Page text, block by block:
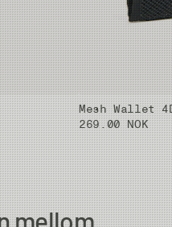
15 to 18ft &
14g
Mesh Wallet
269.00 NOK